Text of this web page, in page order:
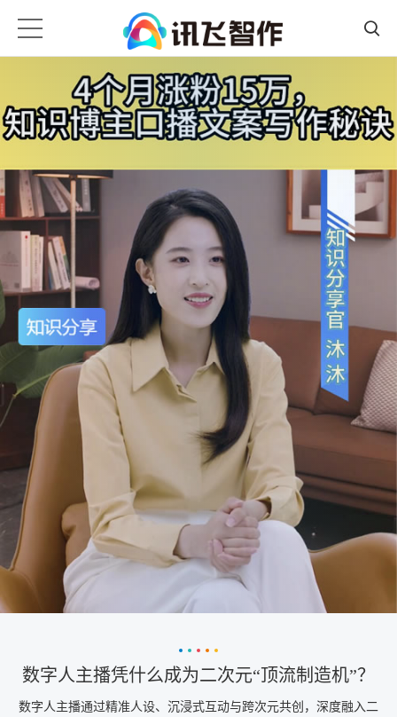
数字人主播凭什么成为二次元“顶流制造机”？
数字人主播通过精准人设、沉浸式互动与跨次元共创，深度融入二